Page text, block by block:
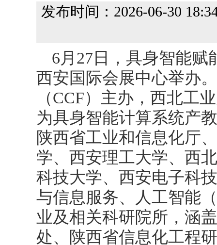
发布时间：2026-06-30
6月27日，具身智能
西安国际会展中心举办
（CCF）主办，西北工
为具身智能计算系统产
陕西省工业和信息化厅
学、西安理工大学、西
科技大学、西安电子科
与信息服务、人工智能
业及相关科研院所，涵
处、陕西省信息化工程